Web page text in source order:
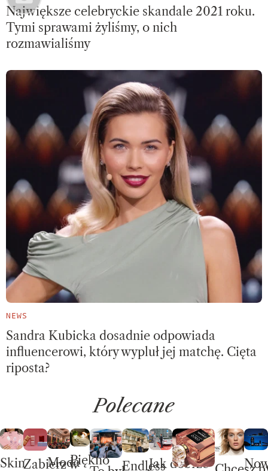
Największe celebryckie skandale 2021 roku.
Tymi sprawami żyliśmy, o nich
rozmawialiśmy
NEWS
Sandra Kubicka dosadnie odpowiada
influencerowi, który wypluł jej matchę. Cięta
riposta?
Polecane
SkinZabierz w
ModaPiękno
EndlessJak dobrze